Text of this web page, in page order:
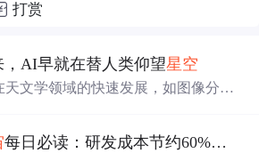
打赏
，AI早就在替人类仰望星空
文学领域的快速发展，如图像分
视野，还在改变天文学家的工作方
每日必读：研发成本节约60%，产量增长5倍，分析称游戏制作显著受益于AI ，文本、美术、场景等均可用AI生成...